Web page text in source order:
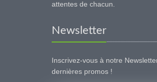
attentes de chacun.
Newsletter
Inscrivez-vous à notre
dernières promos !